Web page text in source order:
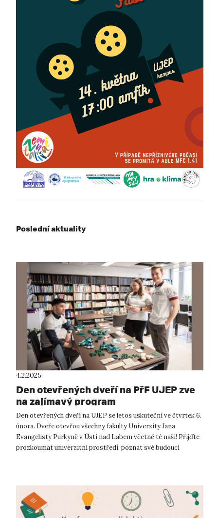
Poslední aktuality
4.2.2025
Den otevřených dveří na PřF UJEP zve
na zajímavý program
Den otevřených dveří na UJEP se letos uskuteční ve čtvrtek 6.
února. Dveře otevřou všechny fakulty Univerzity Jana
Evangelisty Purkyně v Ústí nad Labem včetně té naší! Přijďte
prozkoumat univerzitní prostředí, poznat své budoucí